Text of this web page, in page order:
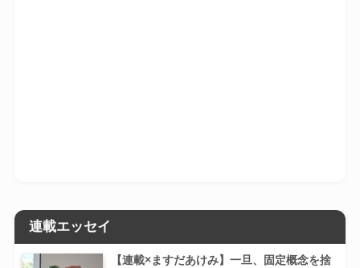
連載エッセイ
【連載×ますだあけみ】一旦、固定概念を捨